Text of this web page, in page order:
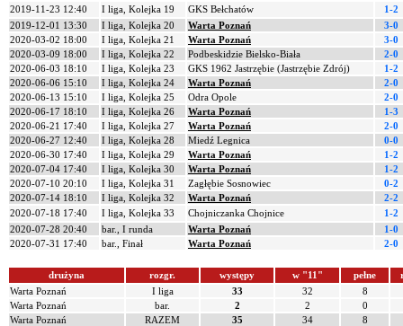
2019-11-23 12:40
I liga, Kolejka 19 GKS Bełchatów
1-2
2019-12-01 13:30
I liga, Kolejka 20 Warta Poznań
3-0
2020-03-02 18:00
I liga, Kolejka 21 Warta Poznań
3-0
2020-03-09 18:00
I liga, Kolejka 22 Podbeskidzie Bielsko-Biała
2-0
2020-06-03 18:10
I liga, Kolejka 23 GKS 1962 Jastrzębie (Jastrzębie Zdrój)
1-2
2020-06-06 15:10
I liga, Kolejka 24 Warta Poznań
2-0
2020-06-13 15:10
I liga, Kolejka 25 Odra Opole
2-0
2020-06-17 18:10
I liga, Kolejka 26 Warta Poznań
1-3
2020-06-21 17:40
I liga, Kolejka 27 Warta Poznań
2-0
2020-06-27 12:40
I liga, Kolejka 28 Miedź Legnica
0-0
2020-06-30 17:40
I liga, Kolejka 29 Warta Poznań
1-2
2020-07-04 17:40
I liga, Kolejka 30 Warta Poznań
1-2
2020-07-10 20:10
I liga, Kolejka 31 Zagłębie Sosnowiec
0-2
2020-07-14 18:10
I liga, Kolejka 32 Warta Poznań
2-2
2020-07-18 17:40
I liga, Kolejka 33 Chojniczanka Chojnice
1-2
2020-07-28 20:40
bar., I runda Warta Poznań
1-0
2020-07-31 17:40
bar., Finał Warta Poznań 2-0
drużyna rozgr. występy w "11" pełne
Warta Poznań
I liga 33 32
8
Warta Poznań
bar. 2 2
0
Warta Poznań
RAZEM 35 34 8